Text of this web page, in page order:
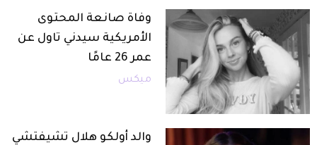
وفاة صانعة المحتوى
الأمريكية سيدني تاول عن
عمر 26 عامًا
ميكس
والد أولكو هلال تشيفتشي